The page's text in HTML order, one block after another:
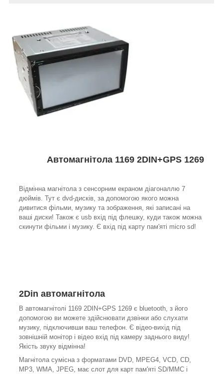
Автомагнітола 1169 2DIN+GPS 1269
Відмінна магнітола з сенсорним екраном діагоналлю 7
дюймів. Тут є dvd-дисків, за допомогою якого можна
дивитися фільми, музику та зображення, які записані на
ваші диски! Також є usb вхід під флешку, куди також можна
скинути фільми і музику. Є вхід під карту пам'яті micro sd!
2Din автомагнітола
В автомагнітолі 1169 2DIN+GPS 1269 є bluetooth, з його
допомогою ви можете здійснювати дзвінки або слухати
музику, підключивши ваш телефон. Є відео-вихід під
зовнішній монітор і відео вхід під камеру заднього виду!
Якість звуку відмінна!
Магнітола сумісна з форматами DVD, MPEG4, VCD, CD,
MP3, WMA, JPEG, має слот для карт пам'яті SD/MMC і